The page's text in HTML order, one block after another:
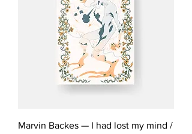
Marvin Backes — I had lost my mind /